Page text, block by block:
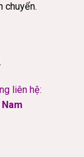
chuyển.
liên hệ: